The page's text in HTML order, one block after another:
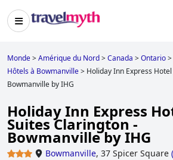
Monde>Amérique du Nord>Canada >Ontario>
Hôtels à Bowmanville> Holiday Inn Express
Bowmanville by IHG
Holiday Inn Express
Suites Clarington -
Bowmanville by IHG
Bowmanville, 37 Spicer Square (